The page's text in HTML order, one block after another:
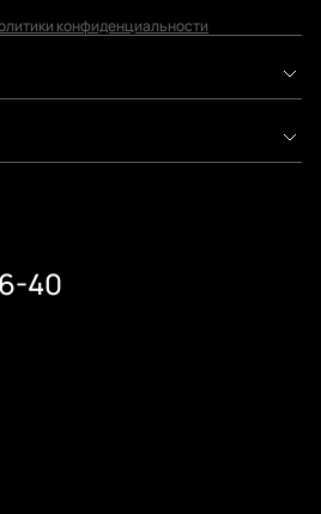
40
конфиденциальности